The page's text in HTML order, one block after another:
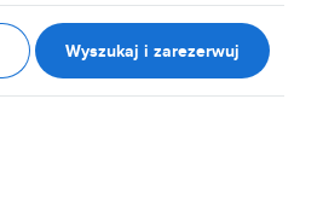
Wyszukaj i zarezerwuj